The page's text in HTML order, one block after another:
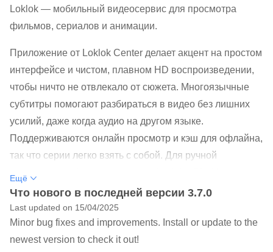
Loklok — мобильный видеосервис для просмотра
фильмов, сериалов и анимации.
Приложение от Loklok Center делает акцент на простом
интерфейсе и чистом, плавном HD воспроизведении,
чтобы ничто не отвлекало от сюжета. Многоязычные
субтитры помогают разбираться в видео без лишних
усилий, даже когда аудио на другом языке.
Поддерживаются онлайн просмотр и кэш для офлайна,
так что серии легко взять с собой. Для ручной
представлены функции, которые чаще всего нравятся
мобильным пользователям. Каталог регулярно
пополняется новыми релизами, и свежие разделы
заметны сразу. Навигация остаётся простой и понятной
Ещё
Что нового в последней версии 3.7.0
Last updated on 15/04/2025
Minor bug fixes and improvements. Install or update to the
newest version to check it out!